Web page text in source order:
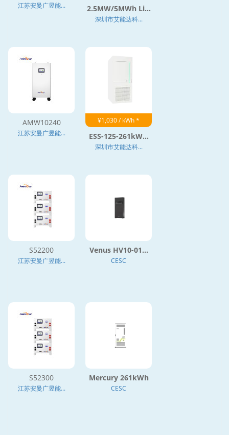
江苏安曼广昱能... 2.5MW/5MWh Li...
深圳市艾能达科...
AMW10240
江苏安曼广昱能...
¥1,030 / kWh *
ESS-125-261kW...
深圳市艾能达科...
S52200
江苏安曼广昱能...
Venus HV10-01...
CESC
S52300
江苏安曼广昱能...
Mercury 261kWh
CESC